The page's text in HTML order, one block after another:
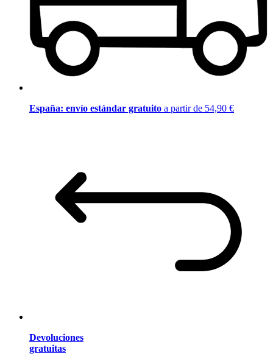
España: envío estándar gratuito a partir de 54,90 €
Devoluciones
gratuitas